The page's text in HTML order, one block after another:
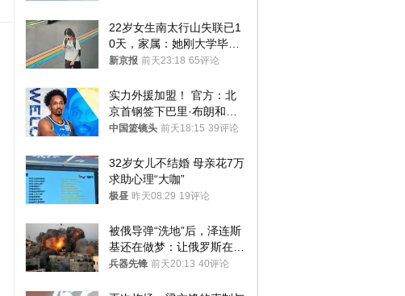
22岁女生南太行山失联已1
0天，家属：她刚大学毕业
想到山里旅行
新京报 前天23:18 65评论
实力外援加盟！ 官方：北
京首钢签下巴里·布朗和桑
普森
中国篮镜头 前天18:15 39评论
32岁女儿不结婚 母亲花7万
求助心理“大咖”
极昼 昨天08:29 19评论
被俄导弹“洗地”后，泽连斯
基还在做梦：让俄罗斯在冬
季前求和？
兵器先锋 前天20:13 40评论